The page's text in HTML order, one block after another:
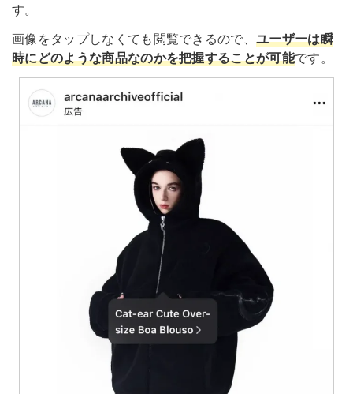
す。
画像をタップしなくても閲覧できるので、ユーザーは瞬
時にどのような商品なのかを把握することが可能です。